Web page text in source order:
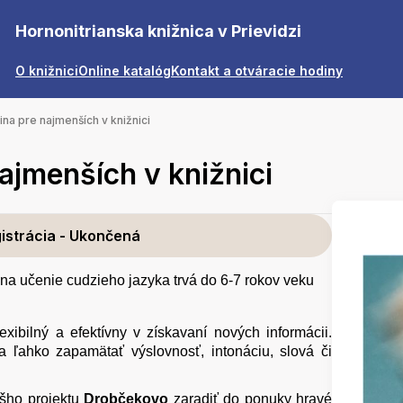
Hornonitrianska knižnica v Prievidzi
O knižniciOnline katalógKontakt a otváracie hodiny
pre najmenších v knižnici
v knižnici
- Ukončená
učenie cudzieho jazyka trvá do 6-7 rokov veku
a efektívny v získavaní nových informácii.
ľahko zapamätať výslovnosť, intonáciu, slová či
projektu Drobčekovo zaradiť do ponuky hravé